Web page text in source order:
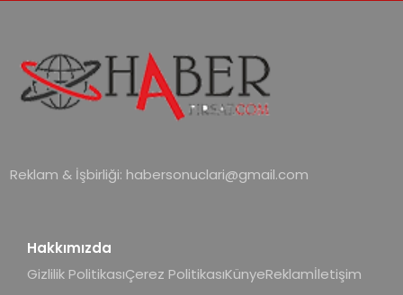
Reklam & İşbirliği: habersonuclari@gmail.com
Hakkımızda
Gizlilik PolitikasıÇerez PolitikasıKünyeReklamİletişim